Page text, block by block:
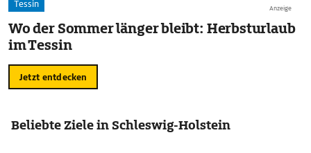
Anzeige
Tessin
Wo der Sommer länger bleibt: Herbsturlaub
im Tessin
Jetzt entdecken
Beliebte Ziele in Schleswig-Holstein